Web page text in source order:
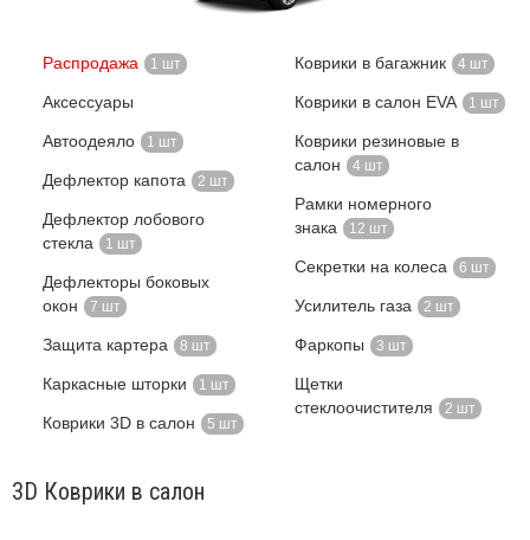
Распродажа 1 шт
Аксессуары
Автоодеяло 1 шт
Дефлектор капота 2 шт
Дефлектор лобового
стекла
1 шт
Дефлекторы боковых
окон
7 шт
Защита картера 8 шт
Каркасные шторки 1 шт
Коврики 3D в салон 5 шт
Коврики в багажник 4 шт
Коврики в салон EVA 1 шт
Коврики резиновые в
салон
4 шт
Рамки номерного
знака
12 шт
Секретки на колеса 6 шт
Усилитель газа 2 шт
Фаркопы 3 шт
Щетки
стеклоочистителя
2 шт
3D Коврики в салон